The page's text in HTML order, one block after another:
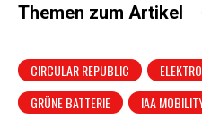
Themen zum Artikel
CIRCULAR REPUBLIC
GRÜNE BATTERIE
IAA